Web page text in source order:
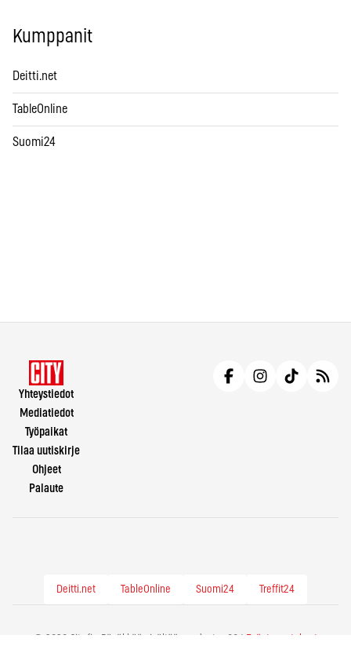
Kumppanit
Deitti.net
TableOnline
Suomi24
Yhteystiedot
Mediatiedot
Työpaikat
Tilaa uutiskirje
Ohjeet
Palaute
Deitti.net TableOnline Suomi24 Treffit24